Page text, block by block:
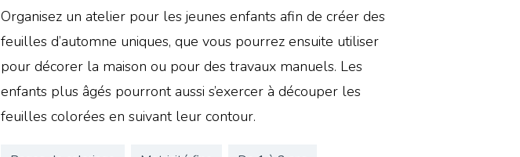
Organisez un atelier pour les jeunes enfants afin de créer des
feuilles d’automne uniques, que vous pourrez ensuite utiliser
pour décorer la maison ou pour des travaux manuels. Les
enfants plus âgés pourront aussi s’exercer à découper les
feuilles colorées en suivant leur contour.